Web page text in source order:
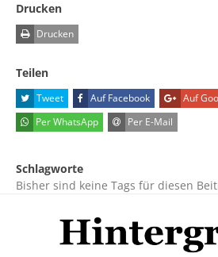
Drucken
Drucken
Teilen
Tweet Auf Facebook Auf
Per WhatsApp
Per E-Mail
Schlagworte
Bisher sind keine Tags für diesen